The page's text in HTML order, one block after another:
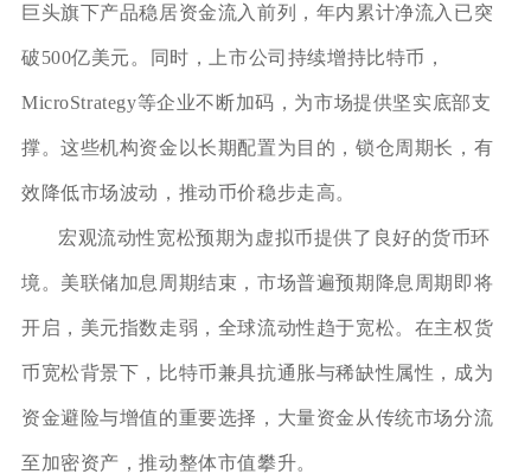
巨头旗下产品稳居资金流入前列，年内累计净流入已突
破500亿美元。同时，上市公司持续增持比特币，
MicroStrategy等企业不断加码，为市场提供坚实底部支
撑。这些机构资金以长期配置为目的，锁仓周期长，有
效降低市场波动，推动币价稳步走高。
宏观流动性宽松预期为虚拟币提供了良好的货币环
境。美联储加息周期结束，市场普遍预期降息周期即将
开启，美元指数走弱，全球流动性趋于宽松。在主权货
币宽松背景下，比特币兼具抗通胀与稀缺性属性，成为
资金避险与增值的重要选择，大量资金从传统市场分流
至加密资产，推动整体市值攀升。